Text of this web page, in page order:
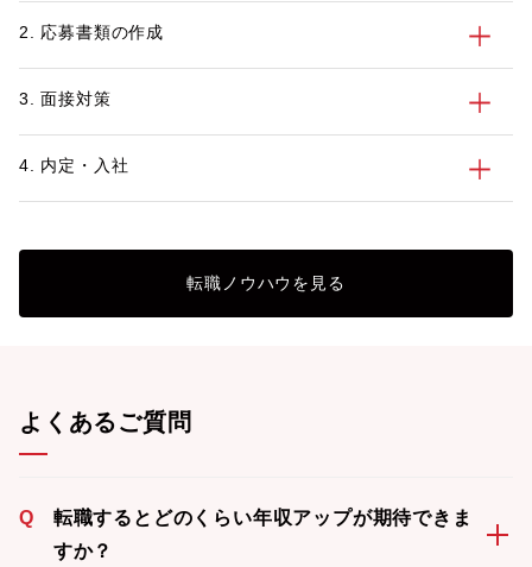
2. 応募書類の作成
3. 面接対策
4. 内定・入社
転職ノウハウを見る
よくあるご質問
Q
転職するとどのくらい年収アップが期待できま
すか？